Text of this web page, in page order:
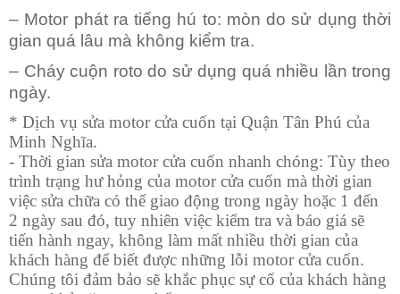
– Motor phát ra tiếng hú to: mòn do sử dụng thời
gian quá lâu mà không kiểm tra.
– Cháy cuộn roto do sử dụng quá nhiều lần trong
ngày.
* Dịch vụ sửa motor cửa cuốn tại Quận Tân Phú của
Minh Nghĩa.
- Thời gian sửa motor cửa cuốn nhanh chóng: Tùy theo
trình trạng hư hỏng của motor cửa cuốn mà thời gian
việc sửa chữa có thể giao động trong ngày hoặc 1 đến
2 ngày sau đó, tuy nhiên việc kiểm tra và báo giá sẽ
tiến hành ngay, không làm mất nhiều thời gian của
khách hàng để biết được những lỗi motor cửa cuốn.
Chúng tôi đảm bảo sẽ khắc phục sự cố của khách hàng